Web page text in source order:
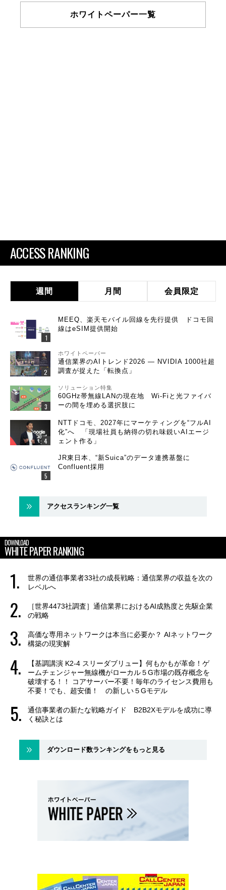
ホワイトペーパー一覧
ACCESS RANKING
週間 月間 会員限定
MEEQ、楽天モバイル回線を先行提供 ドコモ回
線はeSIM提供開始
ホワイトペーパー
通信業界のAIトレンド2026 ― NVIDIA 1000社超
調査が捉えた「転換点」
ソリューション特集
60GHz帯無線LANの現在地 Wi-Fiと光ファイバ
ーの間を埋める選択肢に
NTTドコモ、2027年にマーケティングを“フルAI
化”へ 「現場社員も納得の切れ味鋭いAIエージ
ェント作る」
JR東日本、“新Suica”のデータ連携基盤に
Confluent採用
アクセスランキング一覧
DOWNLOAD
WHITE PAPER RANKING
世界の通信事業者33社の成長戦略：通信業界の収益を次の
レベルへ
［世界4473社調査］通信業界におけるAI成熟度と先駆企業
の戦略
高価な専用ネットワークは本当に必要か？ AIネットワーク
構築の現実解
【基調講演 K2-4 スリーダブリュー】何もかもが革命！ゲ
ームチェンジャー無線機がローカル５G市場の既存概念を
破壊する！！ コアサーバー不要！毎年のライセンス費用も
不要！でも、超安価！ の新しい５Gモデル
通信事業者の新たな戦略ガイド B2B2Xモデルを成功に導
く秘訣とは
ダウンロード数ランキングをもっと見る